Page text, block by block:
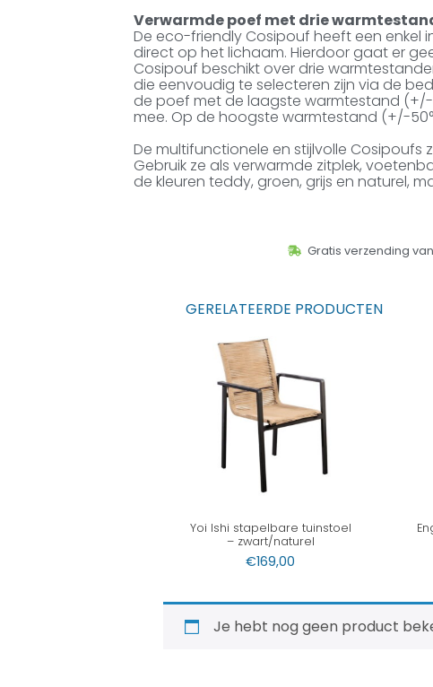
Verwarmde poef met drie
De eco-friendly Cosipouf heeft een
direct op het lichaam. Hierdoor gaat er
Cosipouf beschikt over drie
die eenvoudig te selecteren zijn via de
de poef met de laagste warmtestand
mee. Op de hoogste warmtestand (+/-
De multifunctionele en stijlvolle
Gebruik ze als verwarmde zitplek,
de kleuren teddy, groen, grijs en naturel,
Gratis verzending
GERELATEERDE PRODUCTEN
Yoi Ishi stapelbare tuinstoel
– zwart/naturel
€169,00
Je hebt nog geen product